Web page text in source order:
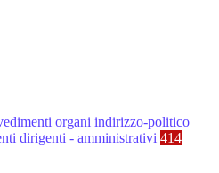
organi indirizzo-politico
dirigenti - amministrativi 414